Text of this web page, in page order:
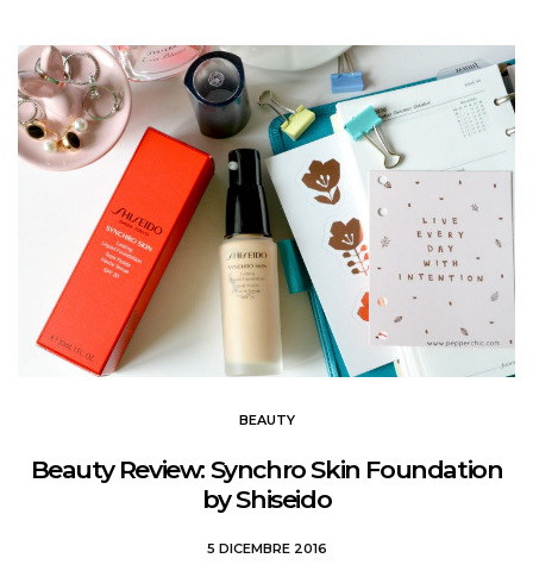
BEAUTY
Beauty Review: Synchro Skin Foundation
by Shiseido
5 DICEMBRE 2016